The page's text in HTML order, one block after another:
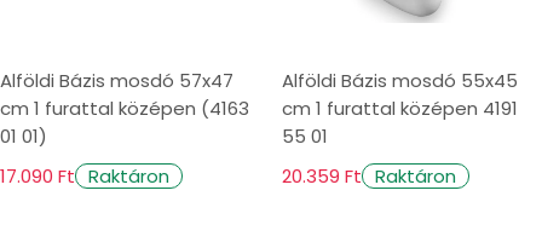
Alföldi Bázis mosdó 57x47
cm 1 furattal középen (4163
01 01)
17.090 Ft Raktáron
Alföldi Bázis mosdó 55x45
cm 1 furattal középen 4191
55 01
20.359 Ft Raktáron